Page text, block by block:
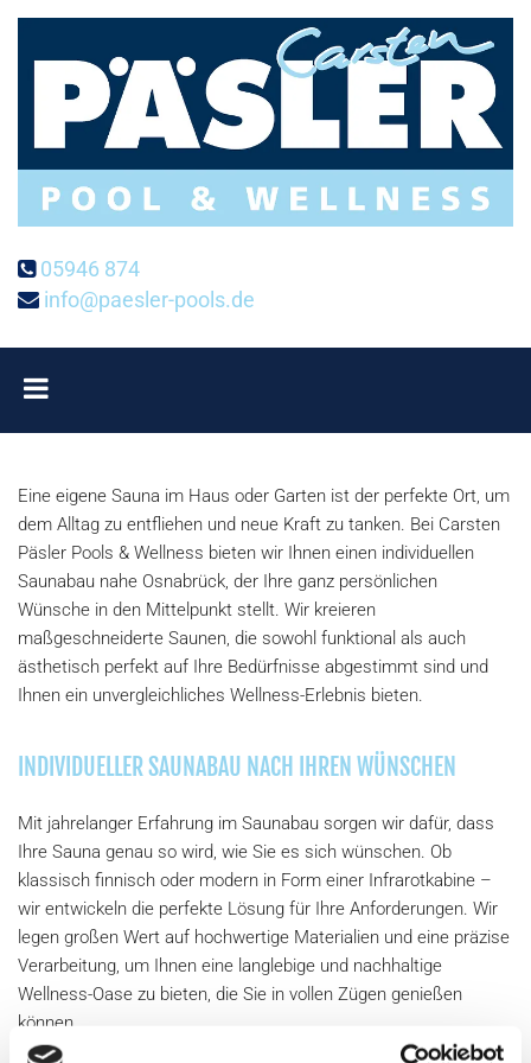
Zum Inhalt springen
 05946 874
 info@paesler-pools.de
Eine eigene Sauna im Haus oder Garten ist der perfekte Ort, um
dem Alltag zu entfliehen und neue Kraft zu tanken. Bei Carsten
Päsler Pools & Wellness bieten wir Ihnen einen individuellen
Saunabau nahe Osnabrück, der Ihre ganz persönlichen
Wünsche in den Mittelpunkt stellt. Wir kreieren
maßgeschneiderte Saunen, die sowohl funktional als auch
ästhetisch perfekt auf Ihre Bedürfnisse abgestimmt sind und
Ihnen ein unvergleichliches Wellness-Erlebnis bieten.
INDIVIDUELLER SAUNABAU NACH IHREN WÜNSCHEN
Mit jahrelanger Erfahrung im Saunabau sorgen wir dafür, dass
Ihre Sauna genau so wird, wie Sie es sich wünschen. Ob
klassisch finnisch oder modern in Form einer Infrarotkabine –
wir entwickeln die perfekte Lösung für Ihre Anforderungen. Wir
legen großen Wert auf hochwertige Materialien und eine präzise
Verarbeitung, um Ihnen eine langlebige und nachhaltige
Wellness-Oase zu bieten, die Sie in vollen Zügen genießen
können.